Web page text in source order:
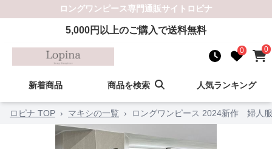
ロングワンピース専門通販サイト ロピナ
5,000円以上のご購入で送料無料
0 0
新着商品 商品を検索 人気ランキング
ロピナ TOP › マキシの一覧 › ロングワンピース 2024新作 婦人